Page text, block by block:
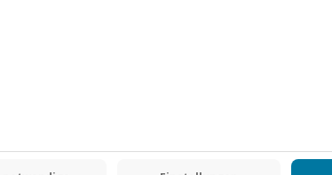
-15% CLUB DEAL